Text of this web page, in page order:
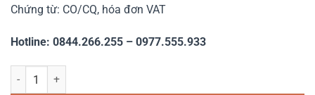
Chứng từ: CO/CQ, hóa đơn VAT
Hotline: 0844.266.255 – 0977.555.933
Contactor Schneider LC1D09B7 9A 1NO+1NC 4kW 24VAC số lượng